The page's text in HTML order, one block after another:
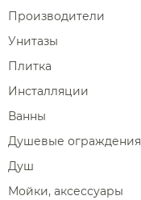
Производители
Унитазы
Плитка
Инсталляции
Ванны
Душевые ограждения
Душ
Мойки, аксессуары